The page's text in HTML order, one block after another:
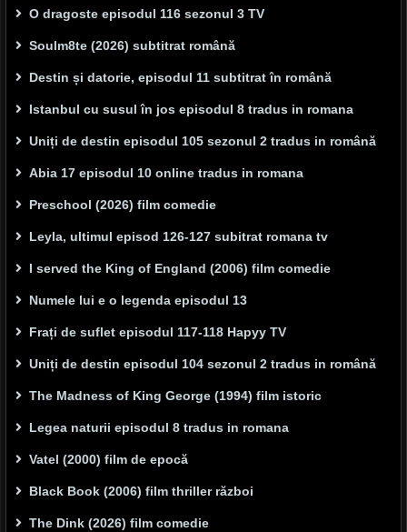
O dragoste episodul 116 sezonul 3 TV
Soulm8te (2026) subtitrat română
Destin și datorie, episodul 11 subtitrat în română
Istanbul cu susul în jos episodul 8 tradus in romana
Uniți de destin episodul 105 sezonul 2 tradus in română
Abia 17 episodul 10 online tradus in romana
Preschool (2026) film comedie
Leyla, ultimul episod 126-127 subitrat romana tv
I served the King of England (2006) film comedie
Numele lui e o legenda episodul 13
Frați de suflet episodul 117-118 Hapyy TV
Uniți de destin episodul 104 sezonul 2 tradus in română
The Madness of King George (1994) film istoric
Legea naturii episodul 8 tradus in romana
Vatel (2000) film de epocă
Black Book (2006) film thriller război
The Dink (2026) film comedie